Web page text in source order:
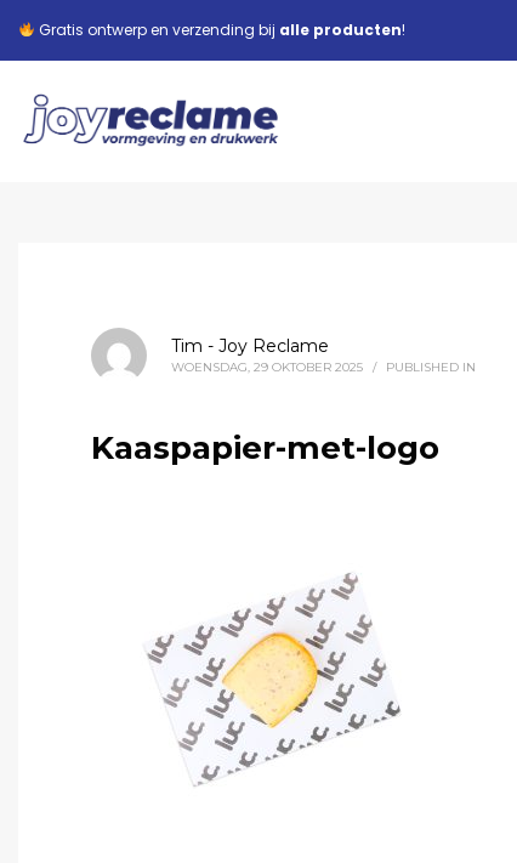
Gratis ontwerp en verzending bij alle producten!
Tim - Joy Reclame
WOENSDAG, 29 OKTOBER 2025 / PUBLISHED IN
Kaaspapier-met-logo